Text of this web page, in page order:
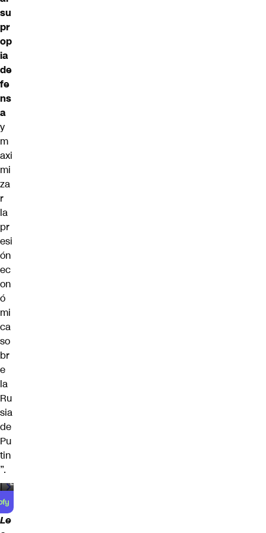
su
pr
op
ia
de
fe
ns
a
y
m
axi
mi
za
r
la
pr
esi
ón
ec
on
ó
mi
ca
so
br
e
la
Ru
sia
de
Pu
tin
”.
Le